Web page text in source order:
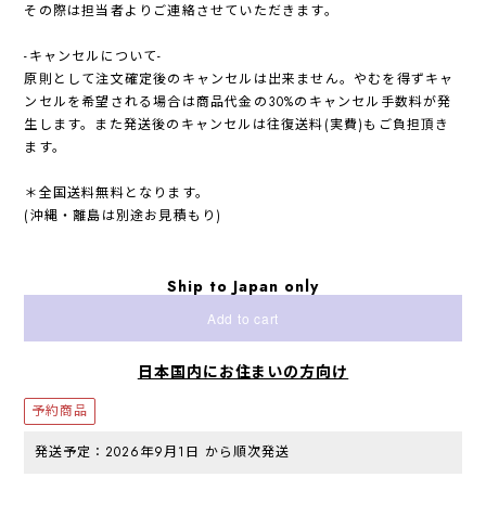
その際は担当者よりご連絡させていただきます。
-キャンセルについて-
原則として注文確定後のキャンセルは出来ません。やむを得ずキャ
ンセルを希望される場合は商品代金の30%のキャンセル手数料が発
生します。また発送後のキャンセルは往復送料(実費)もご負担頂き
ます。
＊全国送料無料となります。
(沖縄・離島は別途お見積もり)
Ship to Japan only
Add to cart
日本国内にお住まいの方向け
予約商品
発送予定：2026年9月1日 から順次発送